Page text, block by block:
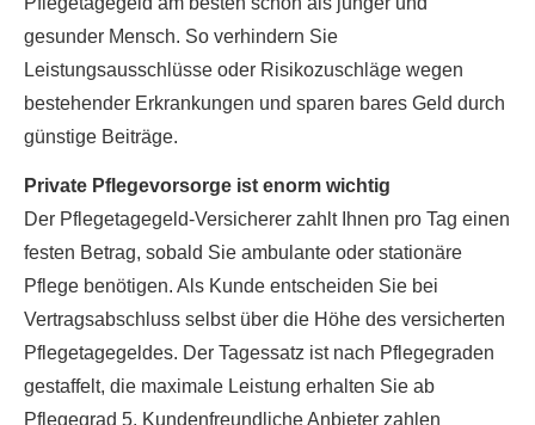
gesunder Mensch. So verhindern Sie
Leistungsausschlüsse oder Risikozuschläge wegen
bestehender Erkrankungen und sparen bares Geld durch
günstige Beiträge.
Private Pflegevorsorge ist enorm wichtig
Der Pflegetagegeld-Versicherer zahlt Ihnen pro Tag einen
festen Betrag, sobald Sie ambulante oder stationäre
Pflege benötigen. Als Kunde entscheiden Sie bei
Vertragsabschluss selbst über die Höhe des versicherten
Pflegetagegeldes. Der Tagessatz ist nach Pflegegraden
gestaffelt, die maximale Leistung erhalten Sie ab
Pflegegrad 5. Kundenfreundliche Anbieter zahlen